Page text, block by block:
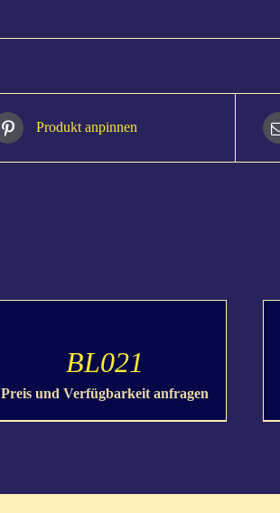
Produkt anpinnen
BL021
Preis und Verfügbarkeit anfragen